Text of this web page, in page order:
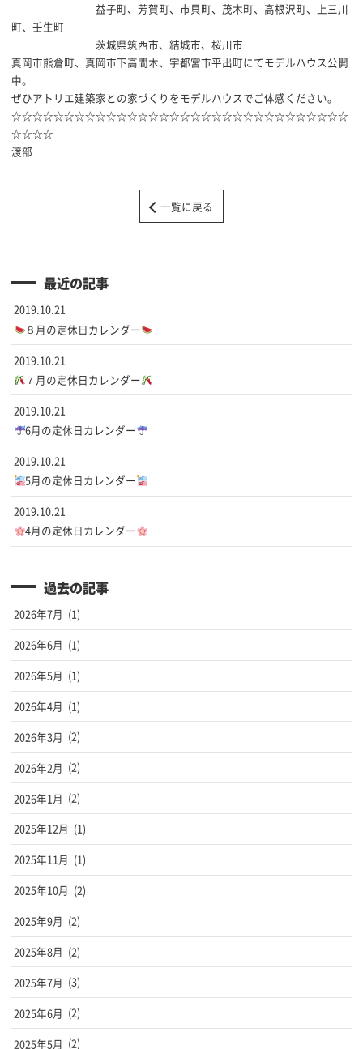
益子町、芳賀町、市貝町、茂木町、高根沢町、上三川
町、壬生町
茨城県筑西市、結城市、桜川市
真岡市熊倉町、真岡市下高間木、宇都宮市平出町にてモデルハウス公開
中。
ぜひアトリエ建築家との家づくりをモデルハウスでご体感ください。
☆☆☆☆☆☆☆☆☆☆☆☆☆☆☆☆☆☆☆☆☆☆☆☆☆☆☆☆☆☆☆☆
☆☆☆☆
渡部
一覧に戻る
最近の記事
2019.10.21
８月の定休日カレンダー
2019.10.21
７月の定休日カレンダー
2019.10.21
6月の定休日カレンダー
2019.10.21
5月の定休日カレンダー
2019.10.21
4月の定休日カレンダー
過去の記事
2026年7月 (1)
2026年6月 (1)
2026年5月 (1)
2026年4月 (1)
2026年3月 (2)
2026年2月 (2)
2026年1月 (2)
2025年12月 (1)
2025年11月 (1)
2025年10月 (2)
2025年9月 (2)
2025年8月 (2)
2025年7月 (3)
2025年6月 (2)
2025年5月 (2)